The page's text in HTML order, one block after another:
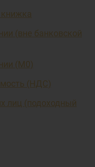
(вне банковской
(М0)
(НДС)
лиц (подоходный